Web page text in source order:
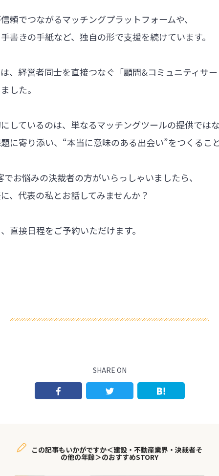
頼でつながるマッチングプラットフォームや、
書きの手紙など、独自の形で支援を続けています。
、経営者同士を直接つなぐ「顧問&コミュニティサ
した。
しているのは、単なるマッチングツールの提供では
に寄り添い、“本当に意味のある出会い”をつくるこ
お悩みの決裁者の方がいらっしゃいましたら、
、代表の私とお話してみませんか？
直接日程をご予約いただけます。
SHARE ON
この記事もいかがですか＜建設・不動産業界・決裁者そ
の他の年齢＞のおすすめSTORY